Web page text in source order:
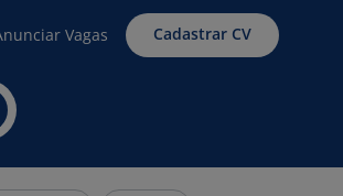
Vagas Cadastrar CV